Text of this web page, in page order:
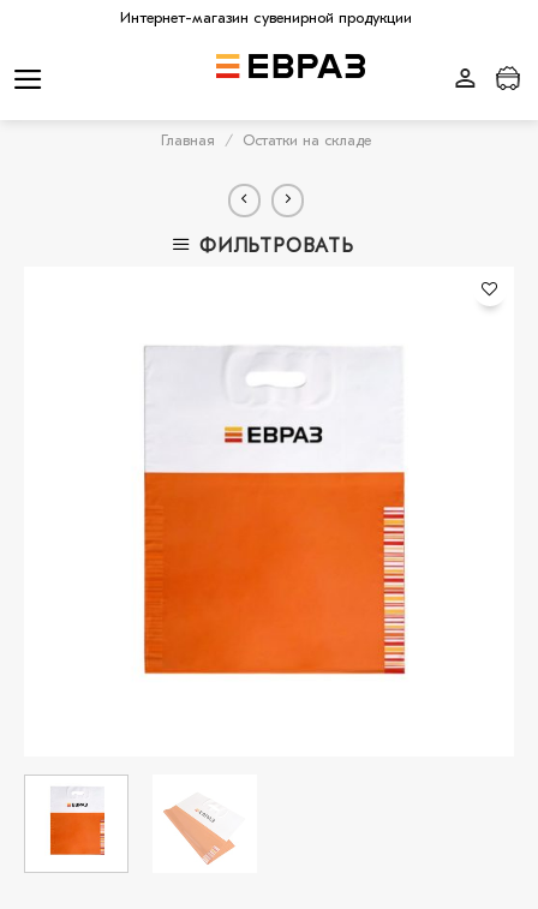
content
Интернет-магазин сувенирной продукции
Главная / Остатки на складе
ФИЛЬТРОВАТЬ